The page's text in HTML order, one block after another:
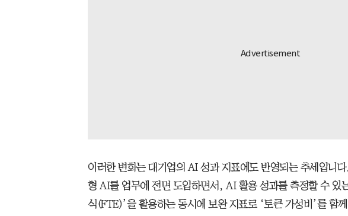
이러한 변화는 대기업의 AI 성과 지표에도 반영되는 추세입니
형 AI를 업무에 전면 도입하면서, AI 활용 성과를 측정할 수 있
식(FTE)’을 활용하는 동시에 보완 지표로 ‘토큰 가성비’를 함